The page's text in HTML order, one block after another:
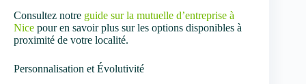
Consultez notre guide sur la mutuelle d’entreprise à
Nice pour en savoir plus sur les options disponibles à
proximité de votre localité.
Personnalisation et Évolutivité